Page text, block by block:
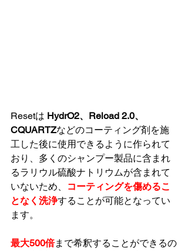
Resetは HydrO2、Reload 2.0、
CQUARTZなどのコーティング剤を施
工した後に使用できるように作られて
おり、多くのシャンプー製品に含まれ
るラリウル硫酸ナトリウムが含まれて
いないため、
コーティングを傷めるこ
となく洗浄することが可能となってい
ます。
最大500倍まで希釈することができるの